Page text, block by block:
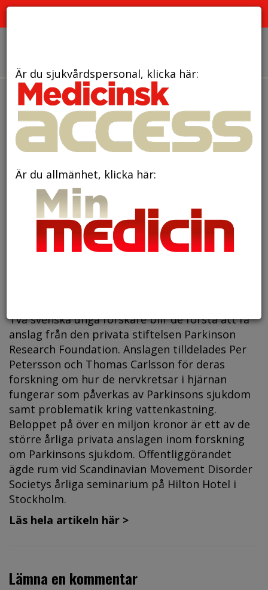
den 24 maj 2017
Unga forskare tilldelas
privata forskningsanslag
Två svenska unga forskare blir de första att få
anslag från den privata stiftelsen Parkinson
Research Foundation. Anslagen tilldelades Per
Petersson och Thomas Carlsson för deras
forskning om hur de nervkretsar i hjärnan
fungerar som påverkas av Parkinsons sjukdom
samt problematik kring vattenkastning.
Beloppet på över en miljon kronor är ett av de
större årliga privata anslagen inom forskning
om Parkinsons sjukdom. Offentliggörandet
ägde rum vid Scandinavian Movement Disorder
Societys årliga seminarium på Hilton Hotel i
Stockholm.
Läs hela artikeln här >
Lämna en kommentar
Är du sjukvårdspersonal, klicka här:
Är du allmänhet, klicka här: